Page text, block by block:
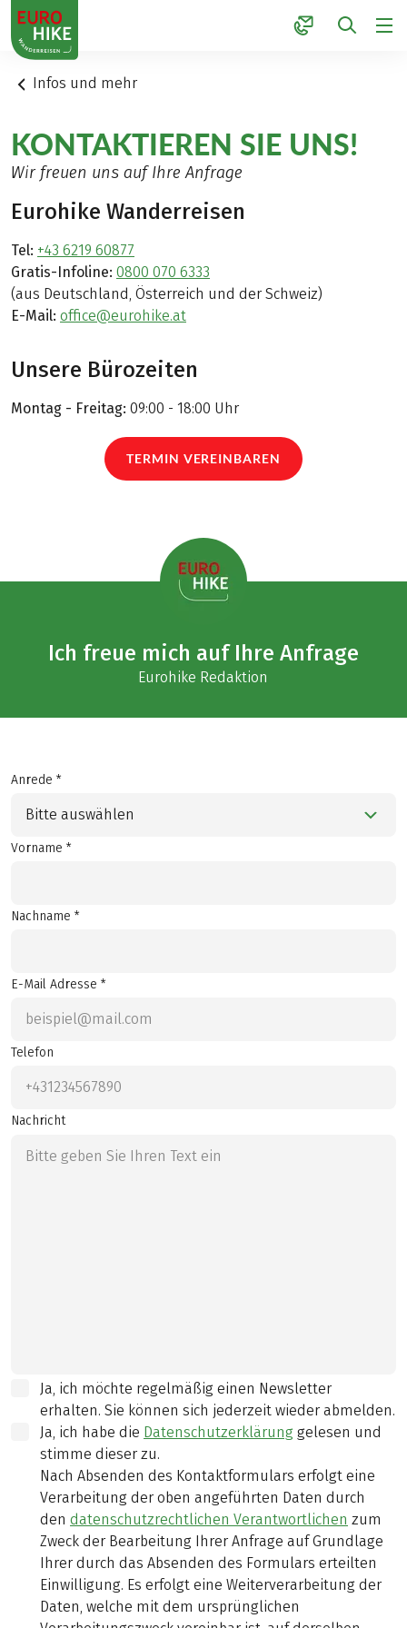
1
Infos und mehr
KONTAKTIEREN SIE UNS!
Wir freuen uns auf Ihre Anfrage
Eurohike Wanderreisen
Tel: +43 6219 60877
Gratis-Infoline: 0800 070 6333
(aus Deutschland, Österreich und der Schweiz)
E-Mail: office@eurohike.at
Unsere Bürozeiten
Montag - Freitag: 09:00 - 18:00 Uhr
TERMIN VEREINBAREN
Ich freue mich auf Ihre Anfrage
Eurohike Redaktion
Anrede *
Bitte auswählen
Vorname *
Nachname *
E-Mail Adresse *
Telefon
Nachricht
Ja, ich möchte regelmäßig einen Newsletter
erhalten. Sie können sich jederzeit wieder abmelden.
Ja, ich habe die Datenschutzerklärung gelesen und
stimme dieser zu.
Nach Absenden des Kontaktformulars erfolgt eine
Verarbeitung der oben angeführten Daten durch
den datenschutzrechtlichen Verantwortlichen zum
Zweck der Bearbeitung Ihrer Anfrage auf Grundlage
Ihrer durch das Absenden des Formulars erteilten
Einwilligung. Es erfolgt eine Weiterverarbeitung der
Daten, welche mit dem ursprünglichen